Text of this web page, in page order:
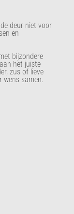
deur niet voor
en
bijzondere
het juiste
zus of lieve
samen.